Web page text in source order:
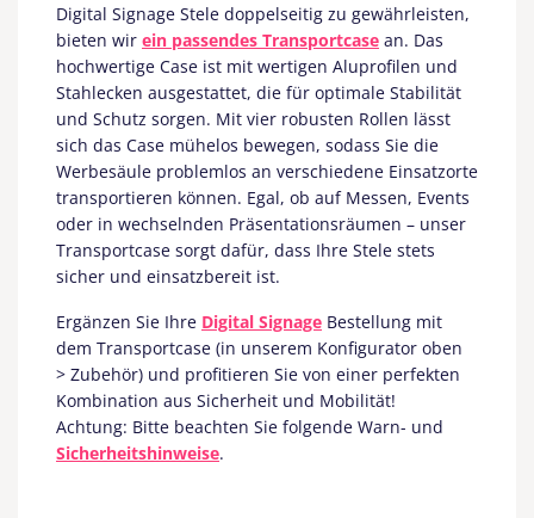
Digital Signage Stele doppelseitig zu gewährleisten,
bieten wir ein passendes Transportcase an. Das
hochwertige Case ist mit wertigen Aluprofilen und
Stahlecken ausgestattet, die für optimale Stabilität
und Schutz sorgen. Mit vier robusten Rollen lässt
sich das Case mühelos bewegen, sodass Sie die
Werbesäule problemlos an verschiedene Einsatzorte
transportieren können. Egal, ob auf Messen, Events
oder in wechselnden Präsentationsräumen – unser
Transportcase sorgt dafür, dass Ihre Stele stets
sicher und einsatzbereit ist.
Ergänzen Sie Ihre Digital Signage Bestellung mit
dem Transportcase (in unserem Konfigurator oben
> Zubehör) und profitieren Sie von einer perfekten
Kombination aus Sicherheit und Mobilität!
Achtung: Bitte beachten Sie folgende Warn- und
Sicherheitshinweise.